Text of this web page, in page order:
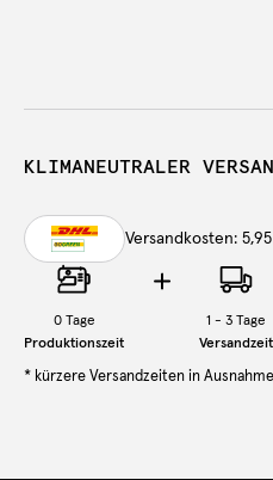
KLIMANEUTRALER
Versandkosten:
0Tage
Produktionszeit
1 - 3 Tage
Versandzeit
* kürzere Versandzeiten in